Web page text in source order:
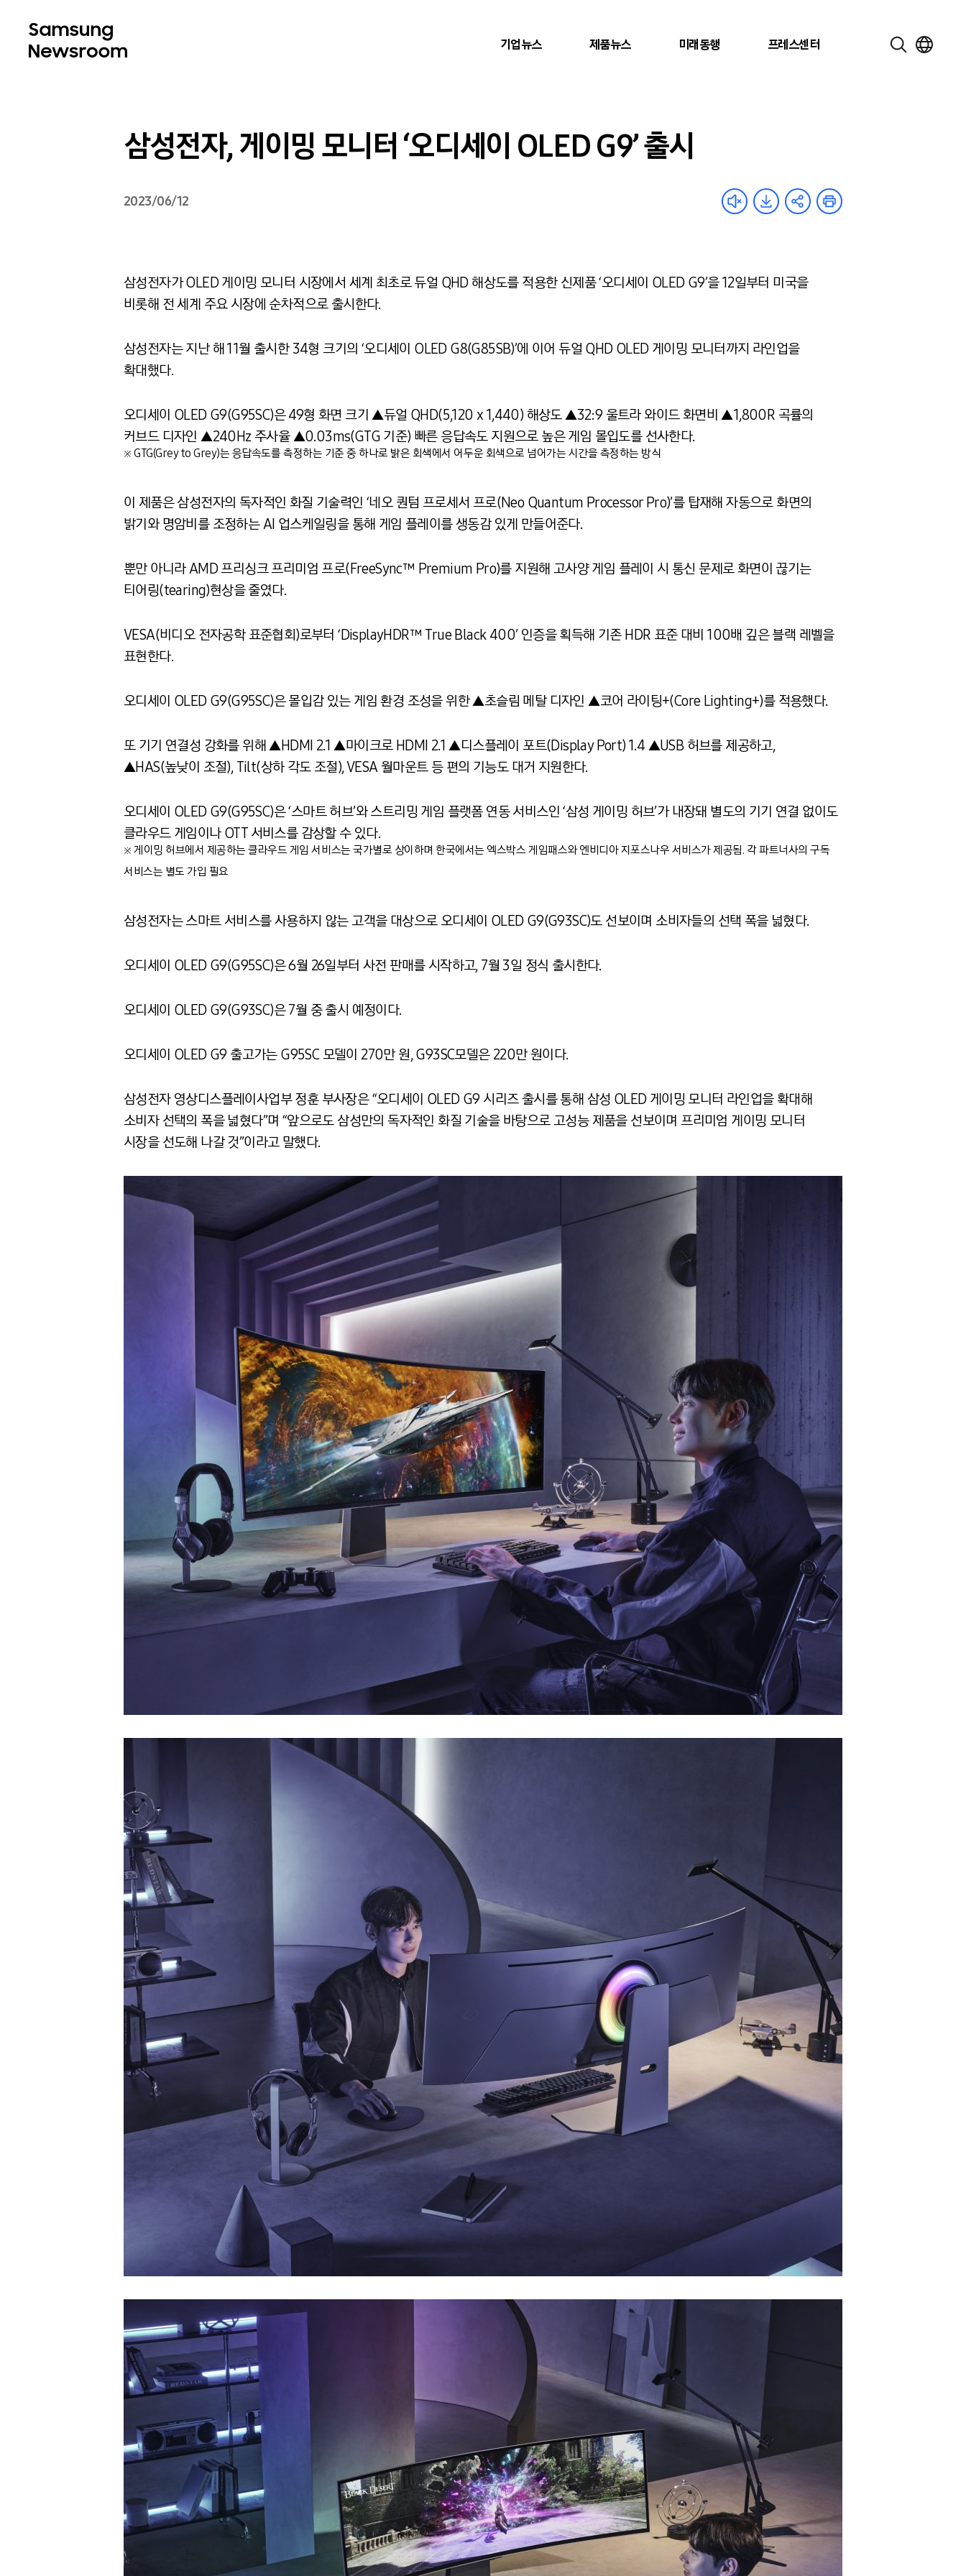
기업뉴스 제품뉴스 미래동행 프레스센터
삼성전자, 게이밍 모니터 ‘오디세이 OLED G9’ 출시
2023/06/12
삼성전자가 OLED 게이밍 모니터 시장에서 세계 최초로 듀얼 QHD 해상도를 적용한 신제품 ‘오디세이 OLED G9’을 12일부터 미국을
비롯해 전 세계 주요 시장에 순차적으로 출시한다.
삼성전자는 지난 해 11월 출시한 34형 크기의 ‘오디세이 OLED G8(G85SB)’에 이어 듀얼 QHD OLED 게이밍 모니터까지 라인업을
확대했다.
오디세이 OLED G9(G95SC)은 49형 화면 크기 ▲듀얼 QHD(5,120 x 1,440) 해상도 ▲32:9 울트라 와이드 화면비 ▲1,800R 곡률의
커브드 디자인 ▲240Hz 주사율 ▲0.03ms(GTG 기준) 빠른 응답속도 지원으로 높은 게임 몰입도를 선사한다.
※ GTG(Grey to Grey)는 응답속도를 측정하는 기준 중 하나로 밝은 회색에서 어두운 회색으로 넘어가는 시간을 측정하는 방식
이 제품은 삼성전자의 독자적인 화질 기술력인 ‘네오 퀀텀 프로세서 프로(Neo Quantum Processor Pro)’를 탑재해 자동으로 화면의
밝기와 명암비를 조정하는 AI 업스케일링을 통해 게임 플레이를 생동감 있게 만들어준다.
뿐만 아니라 AMD 프리싱크 프리미엄 프로(FreeSync™ Premium Pro)를 지원해 고사양 게임 플레이 시 통신 문제로 화면이 끊기는
티어링(tearing)현상을 줄였다.
VESA(비디오 전자공학 표준협회)로부터 ‘DisplayHDR™ True Black 400’ 인증을 획득해 기존 HDR 표준 대비 100배 깊은 블랙 레벨을
표현한다.
오디세이 OLED G9(G95SC)은 몰입감 있는 게임 환경 조성을 위한 ▲초슬림 메탈 디자인 ▲코어 라이팅+(Core Lighting+)를 적용했다.
또 기기 연결성 강화를 위해 ▲HDMI 2.1 ▲마이크로 HDMI 2.1 ▲디스플레이 포트(Display Port) 1.4 ▲USB 허브를 제공하고,
▲HAS(높낮이 조절), Tilt(상하 각도 조절), VESA 월마운트 등 편의 기능도 대거 지원한다.
오디세이 OLED G9(G95SC)은 ‘스마트 허브’와 스트리밍 게임 플랫폼 연동 서비스인 ‘삼성 게이밍 허브’가 내장돼 별도의 기기 연결 없이도
클라우드 게임이나 OTT 서비스를 감상할 수 있다.
※ 게이밍 허브에서 제공하는 클라우드 게임 서비스는 국가별로 상이하며 한국에서는 엑스박스 게임패스와 엔비디아 지포스나우 서비스가 제공됨. 각 파트너사의 구독
서비스는 별도 가입 필요
삼성전자는 스마트 서비스를 사용하지 않는 고객을 대상으로 오디세이 OLED G9(G93SC)도 선보이며 소비자들의 선택 폭을 넓혔다.
오디세이 OLED G9(G95SC)은 6월 26일부터 사전 판매를 시작하고, 7월 3일 정식 출시한다.
오디세이 OLED G9(G93SC)은 7월 중 출시 예정이다.
오디세이 OLED G9 출고가는 G95SC 모델이 270만 원, G93SC모델은 220만 원이다.
삼성전자 영상디스플레이사업부 정훈 부사장은 “오디세이 OLED G9 시리즈 출시를 통해 삼성 OLED 게이밍 모니터 라인업을 확대해
소비자 선택의 폭을 넓혔다”며 “앞으로도 삼성만의 독자적인 화질 기술을 바탕으로 고성능 제품을 선보이며 프리미엄 게이밍 모니터
시장을 선도해 나갈 것”이라고 말했다.